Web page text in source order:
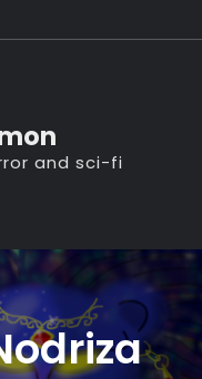
and sci-fi